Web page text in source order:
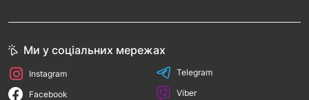
Ми у соціальних мережах
Instagram
Facebook
Telegram
Viber